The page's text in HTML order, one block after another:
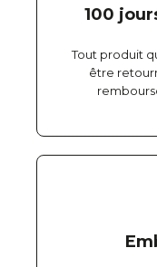
100
Tout produit
être